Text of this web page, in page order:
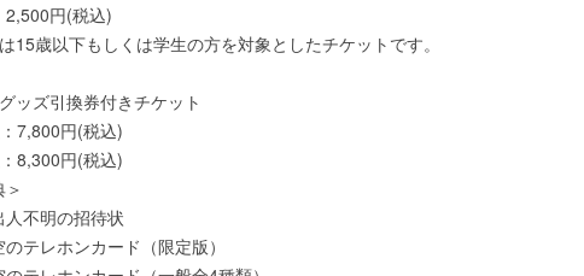
2,500円(税込)
15歳以下もしくは学生の方を対象としたチケットです。
ッズ引換券付きチケット
7,800円(税込)
8,300円(税込)
＞
人不明の招待状
のテレホンカード（限定版）